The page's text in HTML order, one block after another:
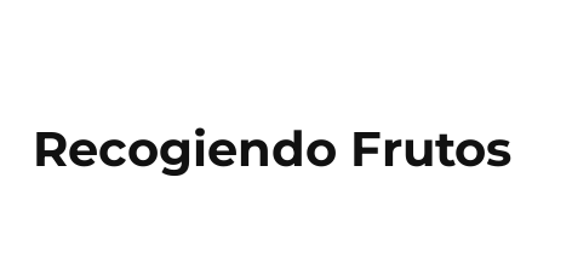
Recogiendo Frutos